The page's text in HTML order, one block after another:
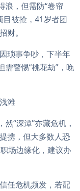
浪，但需防“卷帘
目被抢，41岁者团
财。
琐事争吵，下半年
需警惕“桃花劫”，晚
滩
然“深潭”亦藏危机，
携，但大多数人恐
场边缘化，建议办
任危机频发，若配